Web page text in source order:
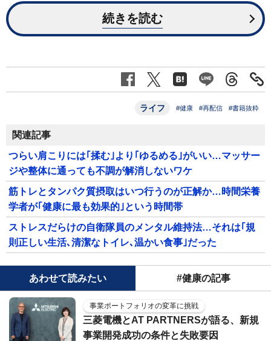
続きを読む
ライフ #健康 #再配信 #書籍抜粋
関連記事
つらい肩こりには｢揉む｣より｢ゆるめる｣がいい…マッサー
ジや整体に通っても不調が解消しないワケ
筋トレとタンパク質摂取はいつ行うのが正解か…時間栄養
学者が｢健康に最も効果的｣という時間帯
ストレスだらけの自衛隊員のメンタル維持法…それは｢規
則正しい生活､清潔なトイレ､温かい食事｣だった
あわせて読みたい #健康の記事
事業ポートフォリオの変革に挑戦
三菱電機とAT PARTNERSが語る、新規
事業開発成功の条件と失敗要因